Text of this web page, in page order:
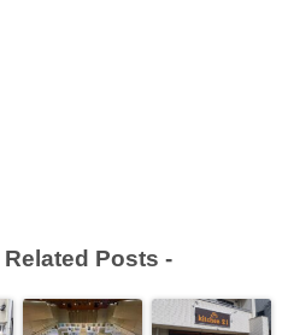
Related Posts -